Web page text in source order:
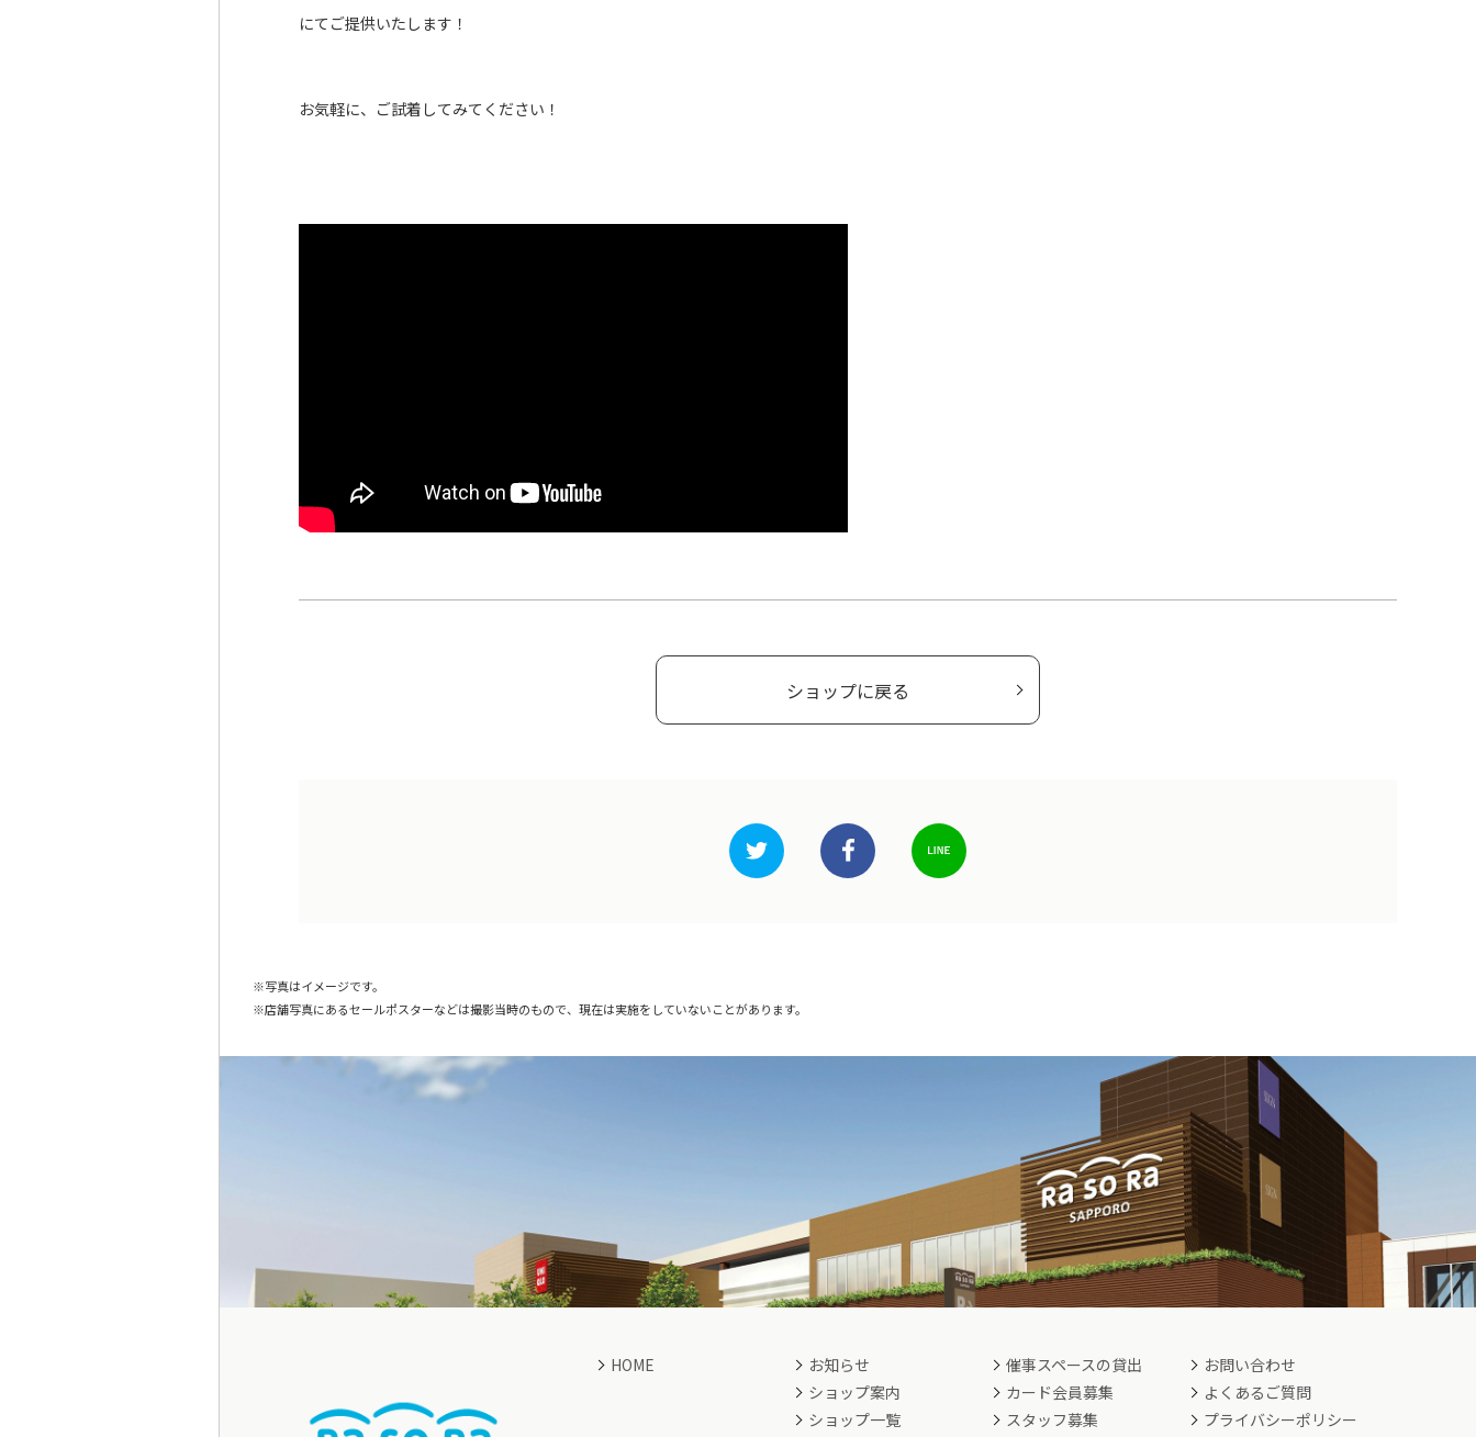
にてご提供いたします！
お気軽に、ご試着してみてください！
ショップに戻る
写真はイメージです。
店舗写真にあるセールポスターなどは撮影当時のもので、現在は実施をしていないことがあります。
HOME
お知らせ
ショップ案内
ショップ一覧
催事スペースの貸出
カード会員募集
スタッフ募集
お問い合わせ
よくあるご質問
プライバシーポリシー